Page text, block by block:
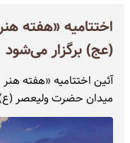
اختتامیه «هفته
(عج) برگزار می‌شود
میدان حضرت ولیعصر (ع)